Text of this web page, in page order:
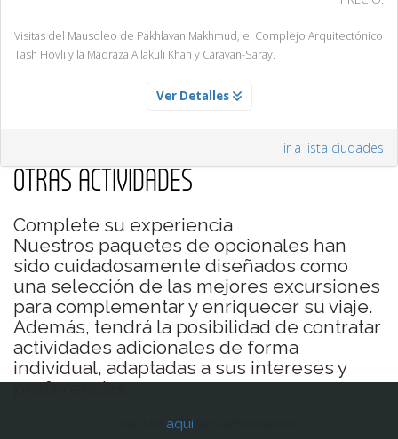
Visitas del Mausoleo de Pakhlavan Makhmud, el Complejo Arquitectónico
Tash Hovli y la Madraza Allakuli Khan y Caravan-Saray.
Visitas del Mausoleo de Pakhlavan Makhmud, el Complejo Arquitectónico
Ver Detalles
ir a lista ciudades
OTRAS ACTIVIDADES
Complete su experiencia
Nuestros paquetes de opcionales han
sido cuidadosamente diseñados como
una selección de las mejores excursiones
para complementar y enriquecer su viaje.
Además, tendrá la posibilidad de contratar
actividades adicionales de forma
individual, adaptadas a sus intereses y
preferencias.
aquí